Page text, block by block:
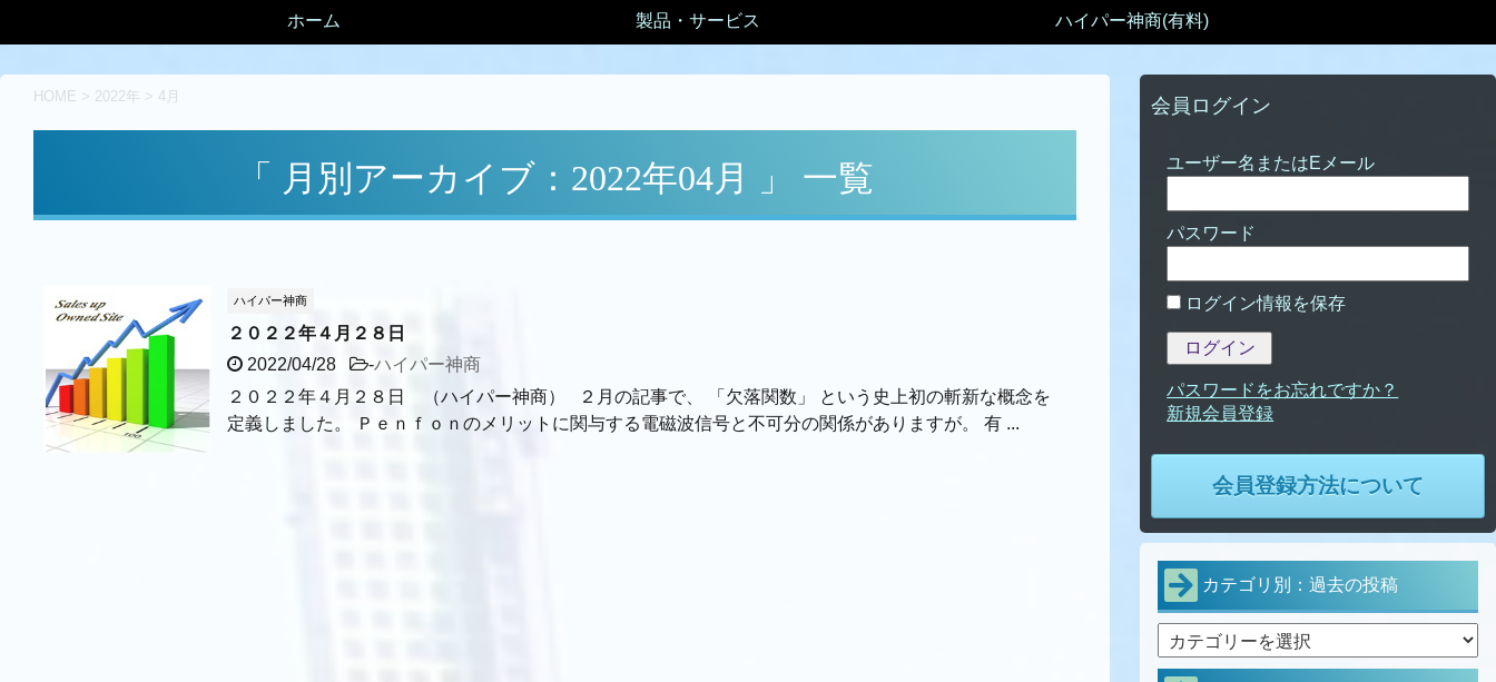
ホーム 製品・サービス ハイパー神商(有料)
HOME > 2022年 > 4月
「 月別アーカイブ：2022年04月 」 一覧
ハイパー神商
２０２２年４月２８日
2022/04/28
-ハイパー神商
２０２２年４月２８日 （ハイパー神商） ２月の記事で、 「欠落関数」 という史上初の斬新な概念を
定義しました。 Ｐｅｎｆｏｎのメリットに関与する電磁波信号と不可分の関係がありますが。 有 ...
会員ログイン
パスワード
ログイン情報を保存
パスワードをお忘れですか？
会員登録方法について
カテゴリ別：過去の投稿